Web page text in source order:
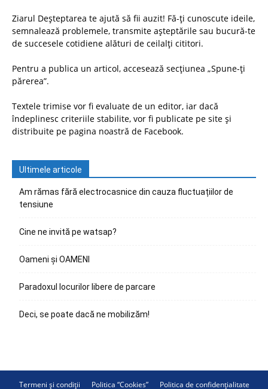
Ziarul Deșteptarea te ajută să fii auzit! Fă-ți cunoscute ideile,
semnalează problemele, transmite așteptările sau bucură-te
de succesele cotidiene alături de ceilalți cititori.
Pentru a publica un articol, accesează secțiunea „Spune-ți
părerea”.
Textele trimise vor fi evaluate de un editor, iar dacă
îndeplinesc criteriile stabilite, vor fi publicate pe site și
distribuite pe pagina noastră de Facebook.
Ultimele articole
Am rămas fără electrocasnice din cauza fluctuațiilor de
tensiune
Cine ne invită pe watsap?
Oameni și OAMENI
Paradoxul locurilor libere de parcare
Deci, se poate dacă ne mobilizăm!
Termeni și condiții Politica “Cookies” Politica de confidențialitate